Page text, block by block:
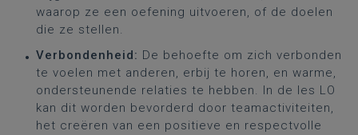
waarop ze een oefening uitvoeren, of de doelen
die ze stellen.
Verbondenheid: De behoefte om zich verbonden
te voelen met anderen, erbij te horen, en warme,
ondersteunende relaties te hebben. In de les LO
kan dit worden bevorderd door teamactiviteiten,
het creëren van een positieve en respectvolle